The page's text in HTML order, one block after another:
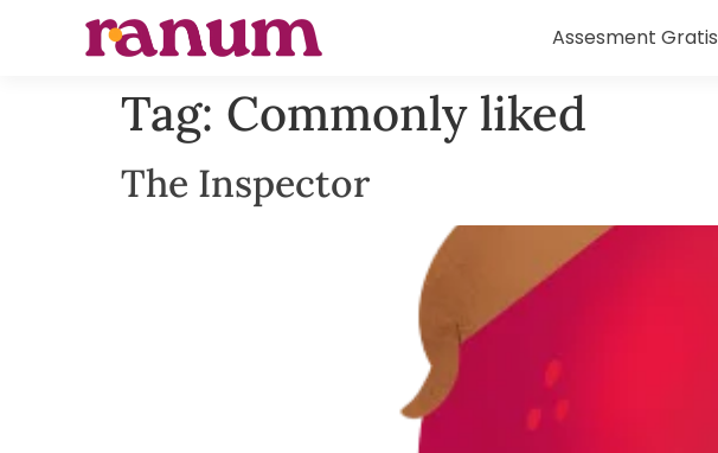
Assesment Gratis
Tag: Commonly liked
The Inspector